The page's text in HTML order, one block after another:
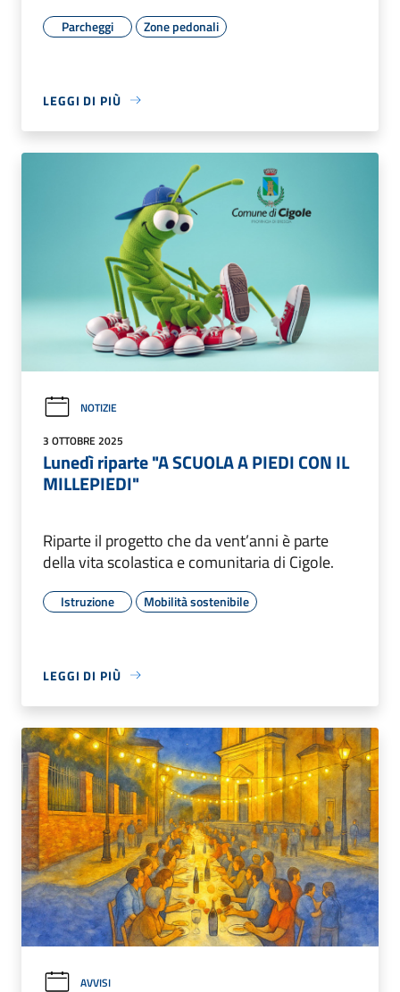
Parcheggi Zone pedonali
LEGGI DI PIÙ
NOTIZIE
3 OTTOBRE 2025
Lunedì riparte "A SCUOLA A PIEDI CON IL
MILLEPIEDI"
Riparte il progetto che da vent’anni è parte
della vita scolastica e comunitaria di Cigole.
Istruzione Mobilità sostenibile
LEGGI DI PIÙ
AVVISI